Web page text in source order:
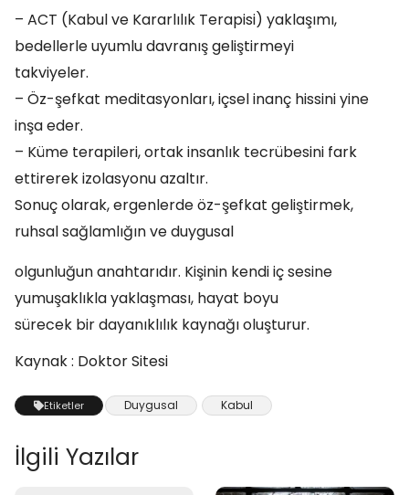
– ACT (Kabul ve Kararlılık Terapisi) yaklaşımı,
bedellerle uyumlu davranış geliştirmeyi
takviyeler.
– Öz-şefkat meditasyonları, içsel inanç hissini yine
inşa eder.
– Küme terapileri, ortak insanlık tecrübesini fark
ettirerek izolasyonu azaltır.
Sonuç olarak, ergenlerde öz-şefkat geliştirmek,
ruhsal sağlamlığın ve duygusal
olgunluğun anahtarıdır. Kişinin kendi iç sesine
yumuşaklıkla yaklaşması, hayat boyu
sürecek bir dayanıklılık kaynağı oluşturur.
Kaynak : Doktor Sitesi
Etiketler Duygusal Kabul
İlgili Yazılar